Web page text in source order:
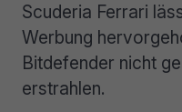
Scuderia Ferrari
Werbung
Bitdefender nicht
erstrahlen.